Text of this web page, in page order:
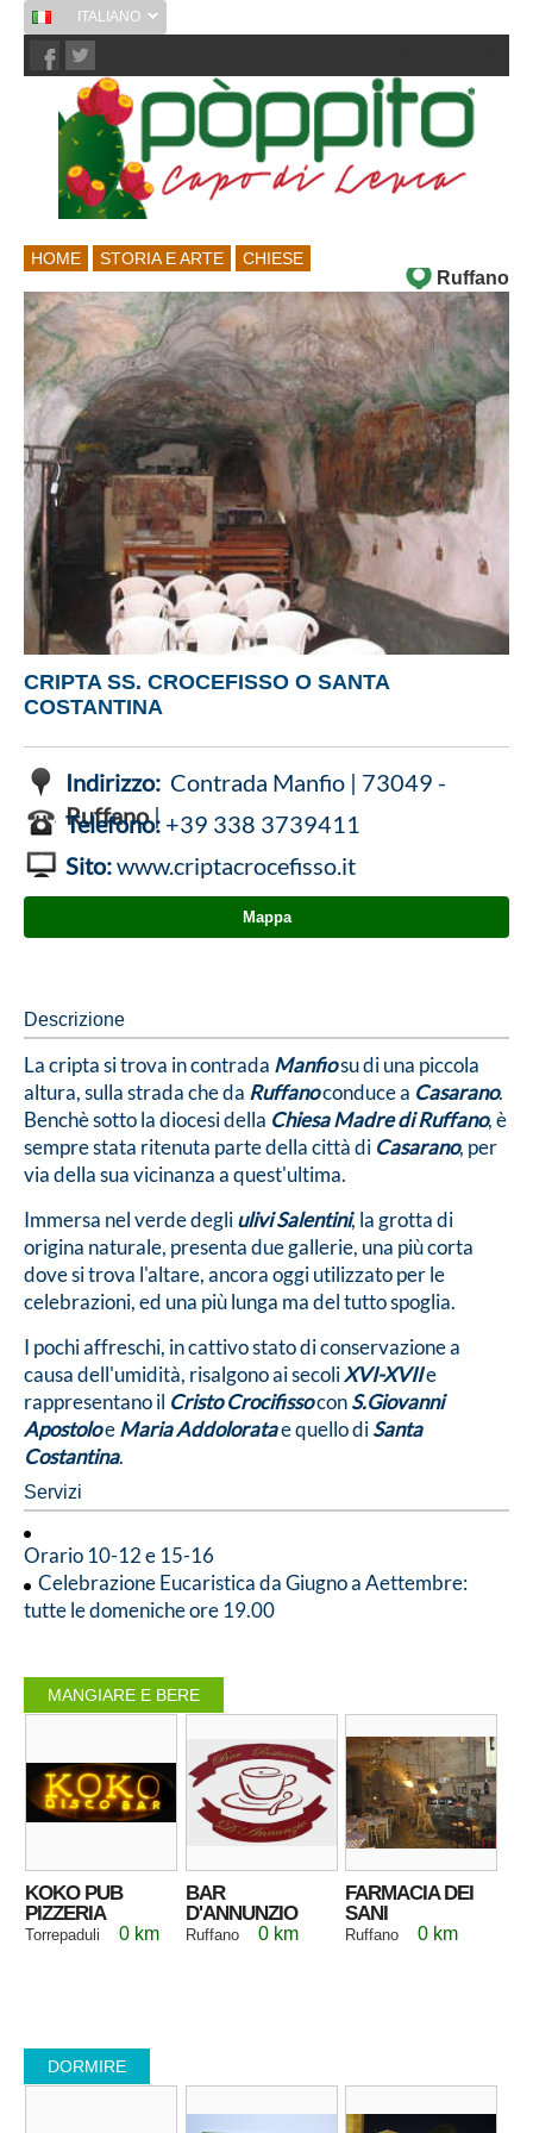
ITALIANO
HOME STORIA E ARTE CHIESE
Ruffano
CRIPTA SS. CROCEFISSO O SANTA
COSTANTINA
Indirizzo: Contrada Manfio | 73049 -
Ruffano|
Telefono: +39 338 3739411
Sito:www.criptacrocefisso.it
Mappa
Descrizione
La cripta si trova in contrada Manfiosu di una piccola
altura, sulla strada che da Ruffanoconduce a Casarano.
Benchè sotto la diocesi della Chiesa Madre di Ruffano, è
sempre stata ritenuta parte della città di Casarano, per
via della sua vicinanza a quest'ultima.
Immersa nel verde degliulivi Salentini, la grotta di
origina naturale, presenta due gallerie, una più corta
dove si trova l'altare, ancora oggi utilizzato per le
celebrazioni, ed una più lunga ma del tutto spoglia.
I pochi affreschi, in cattivo stato di conservazione a
causa dell'umidità, risalgono ai secoliXVI-XVIIe
rappresentano il Cristo CrocifissoconS.Giovanni
ApostoloeMaria Addoloratae quello diSanta
Costantina.
Servizi
Orario 10-12 e 15-16
Celebrazione Eucaristica da Giugno a Aettembre:
tutte le domeniche ore 19.00
MANGIARE E BERE
KOKO PUB
PIZZERIA
Torrepaduli 0 km
BAR
D'ANNUNZIO
Ruffano 0 km
FARMACIA DEI
SANI
Ruffano 0 km
DORMIRE